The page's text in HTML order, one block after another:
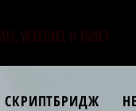
упаковке и рынку
СКРИПТБРИДЖ